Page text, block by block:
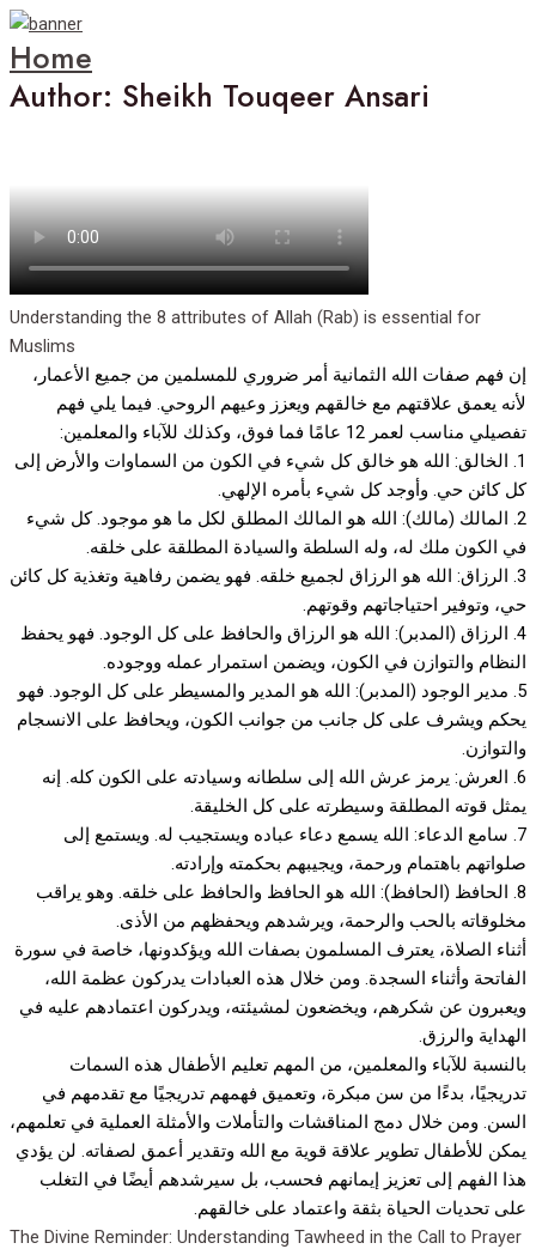
Home
Author: Sheikh Touqeer Ansari
Understanding the 8 attributes of Allah (Rab) is essential for
Muslims
إن فهم صفات الله الثمانية أمر ضروري للمسلمين من جميع الأعمار،
لأنه يعمق علاقتهم مع خالقهم ويعزز وعيهم الروحي. فيما يلي فهم
تفصيلي مناسب لعمر 12 عامًا فما فوق، وكذلك للآباء والمعلمين:
1. الخالق: الله هو خالق كل شيء في الكون من السماوات والأرض إلى
كل كائن حي. وأوجد كل شيء بأمره الإلهي.
2. المالك (مالك): الله هو المالك المطلق لكل ما هو موجود. كل شيء
في الكون ملك له، وله السلطة والسيادة المطلقة على خلقه.
3. الرزاق: الله هو الرزاق لجميع خلقه. فهو يضمن رفاهية وتغذية كل كائن
حي، وتوفير احتياجاتهم وقوتهم.
4. الرزاق (المدبر): الله هو الرزاق والحافظ على كل الوجود. فهو يحفظ
النظام والتوازن في الكون، ويضمن استمرار عمله ووجوده.
5. مدير الوجود (المدبر): الله هو المدير والمسيطر على كل الوجود. فهو
يحكم ويشرف على كل جانب من جوانب الكون، ويحافظ على الانسجام
والتوازن.
6. العرش: يرمز عرش الله إلى سلطانه وسيادته على الكون كله. إنه
يمثل قوته المطلقة وسيطرته على كل الخليقة.
7. سامع الدعاء: الله يسمع دعاء عباده ويستجيب له. ويستمع إلى
صلواتهم باهتمام ورحمة، ويجيبهم بحكمته وإرادته.
8. الحافظ (الحافظ): الله هو الحافظ والحافظ على خلقه. وهو يراقب
مخلوقاته بالحب والرحمة، ويرشدهم ويحفظهم من الأذى.
أثناء الصلاة، يعترف المسلمون بصفات الله ويؤكدونها، خاصة في سورة
الفاتحة وأثناء السجدة. ومن خلال هذه العبادات يدركون عظمة الله،
ويعبرون عن شكرهم، ويخضعون لمشيئته، ويدركون اعتمادهم عليه في
الهداية والرزق.
بالنسبة للآباء والمعلمين، من المهم تعليم الأطفال هذه السمات
تدريجيًا، بدءًا من سن مبكرة، وتعميق فهمهم تدريجيًا مع تقدمهم في
السن. ومن خلال دمج المناقشات والتأملات والأمثلة العملية في تعلمهم،
يمكن للأطفال تطوير علاقة قوية مع الله وتقدير أعمق لصفاته. لن يؤدي
هذا الفهم إلى تعزيز إيمانهم فحسب، بل سيرشدهم أيضًا في التغلب
على تحديات الحياة بثقة واعتماد على خالقهم.
The Divine Reminder: Understanding Tawheed in the Call to Prayer